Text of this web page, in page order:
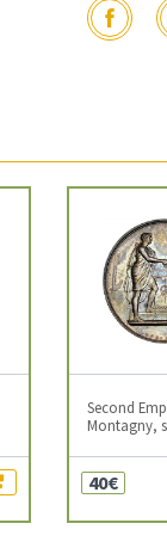
Second
Montagny,
40€